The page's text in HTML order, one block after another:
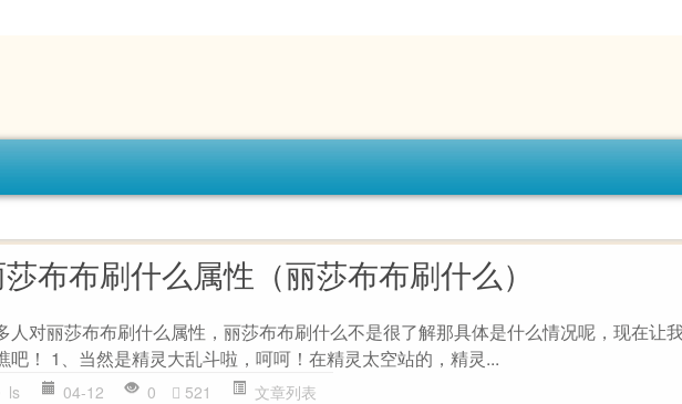
布布刷什么属性（丽莎布布刷什么）
人对丽莎布布刷什么属性，丽莎布布刷什么不是很了解那具体是什么情况呢，现在让
吧！ 1、当然是精灵大乱斗啦，呵呵！在精灵太空站的，精灵...
ls 04-12 0 521 文章列表